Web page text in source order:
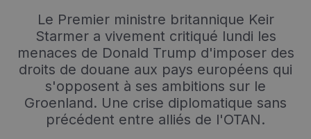
Le Premier ministre britannique Keir
Starmer a vivement critiqué lundi les
menaces de Donald Trump d'imposer des
droits de douane aux pays européens qui
s'opposent à ses ambitions sur le
Groenland. Une crise diplomatique sans
précédent entre alliés de l'OTAN.